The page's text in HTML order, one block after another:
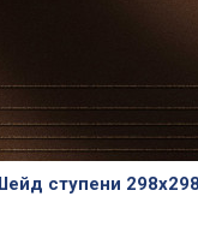
ступени